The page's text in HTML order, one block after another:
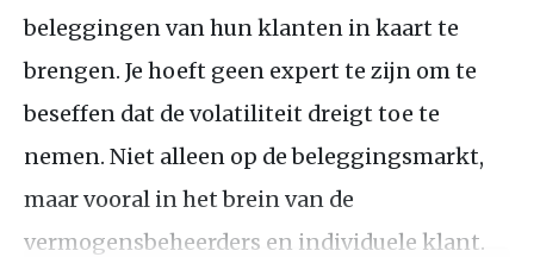
beleggingen van hun klanten in kaart te
brengen. Je hoeft geen expert te zijn om te
beseffen dat de volatiliteit dreigt toe te
nemen. Niet alleen op de beleggingsmarkt,
maar vooral in het brein van de
vermogensbeheerders en individuele klant.